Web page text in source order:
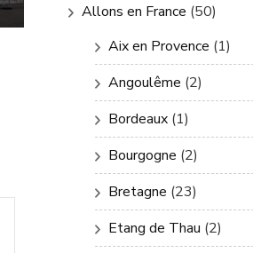
Allons en France (50)
Aix en Provence (1)
Angoulême (2)
Bordeaux (1)
Bourgogne (2)
Bretagne (23)
Etang de Thau (2)